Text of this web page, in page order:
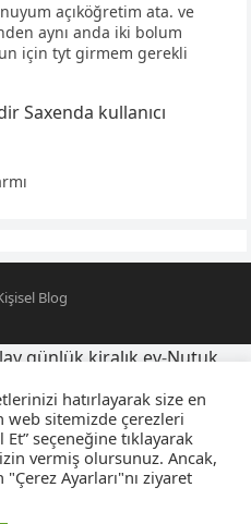
açıköğretim ata. ve
aynı anda iki bolum
için tyt girmem gerekli
Saxenda kullanıcı
Blog
hatırlayarak size en
sitemizde çerezleri
seçeneğine tıklayarak
vermiş olursunuz. Ancak,
Ayarları"nı ziyaret
günlük kiralık ev-Nutuk
dövmeleri ve anlamları-
isimleri-falcıya sorulacak
kuzeni telefona kaydetme
kaydetme isimleri